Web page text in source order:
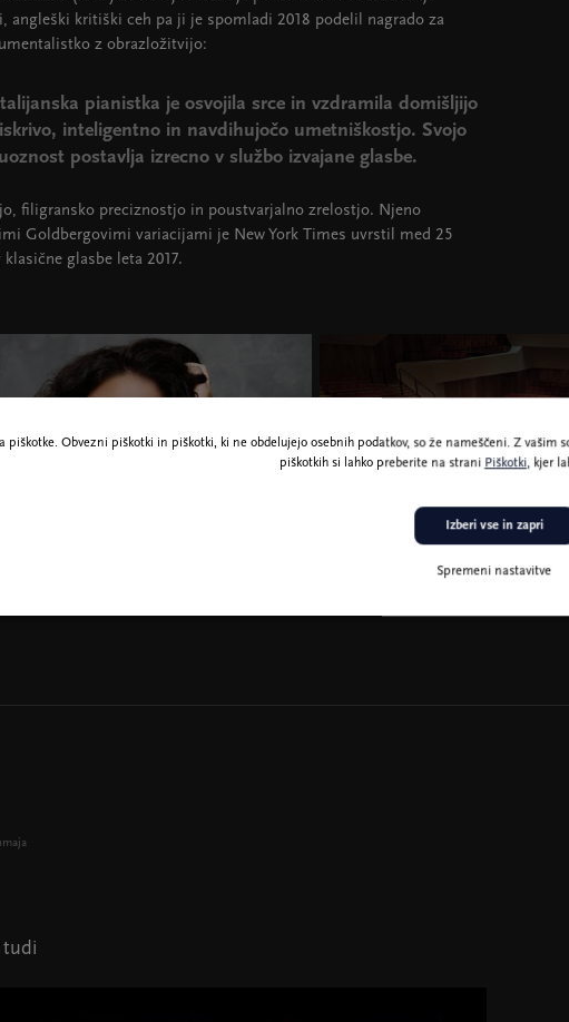
angleški kritiški ceh pa ji je spomladi 2018 podelil nagrado za
z obrazložitvijo:
pianistka je osvojila srce in vzdramila domišljijo
inteligentno in navdihujočo umetniškostjo. Svojo
postavlja izrecno v službo izvajane glasbe.
filigransko preciznostjo in poustvarjalno zrelostjo. Njeno
Goldbergovimi variacijami je New York Times uvrstil med 25
glasbe leta 2017.
tudi
piškotke. Obvezni piškotki in piškotki, ki ne obdelujejo osebnih podatkov, so že nameščeni. Z
piškotkih si lahko preberite na strani Piškotki, kjer
Spremeni nastavitve
Izberi vse in zapri